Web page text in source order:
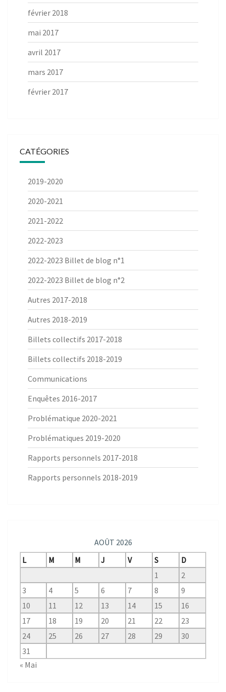
février 2018
mai 2017
avril 2017
mars 2017
février 2017
CATÉGORIES
2019-2020
2020-2021
2021-2022
2022-2023
2022-2023 Billet de blog n°1
2022-2023 Billet de blog n°2
Autres 2017-2018
Autres 2018-2019
Billets collectifs 2017-2018
Billets collectifs 2018-2019
Communications
Enquêtes 2016-2017
Problématique 2020-2021
Problématiques 2019-2020
Rapports personnels 2017-2018
Rapports personnels 2018-2019
AOÛT 2026
L
M M J V S
D
1
2
3
4 5 6 7 8
9
10
11 12 13 14 15
16
17
18 19 20 21 22
23
24
25 26 27 28 29
30
31
« Mai